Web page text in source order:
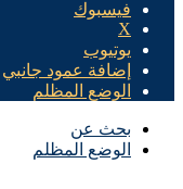
فيسبوك
X
يوتيوب
إضافة عمود جانبي
الوضع المظلم
بحث عن
الوضع المظلم